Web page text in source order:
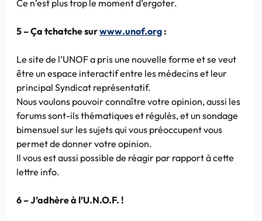
Ce n’est plus trop le moment d’ergoter.
5 – Ça tchatche surwww.unof.org :
Le site de l’UNOF a pris une nouvelle forme et se veut
être un espace interactif entre les médecins et leur
principal Syndicat représentatif.
Nous voulons pouvoir connaître votre opinion, aussi les
forums sont-ils thématiques et régulés, et un sondage
bimensuel sur les sujets qui vous préoccupent vous
permet de donner votre opinion.
Il vous est aussi possible de réagir par rapport à cette
lettre info.
6 – J’adhère à l’U.N.O.F. !